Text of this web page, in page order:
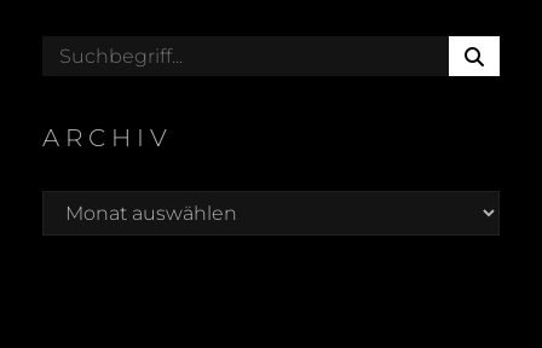
Search
E
ARCHIV
Archiv